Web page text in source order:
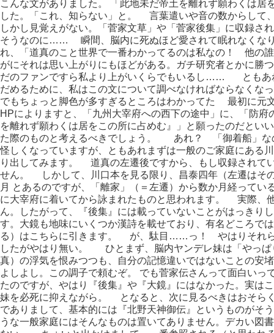
こんな文がありました。 「此地未だ帝土を離れず願わくは
した。「これ、知らない」と。 言葉遣いや音の数からして
しかし見覚えがない。「菅家文草」や「菅家後集」に収録さ
そうなのに…… 瞬間、脳内に死ぬほど愛されて眠れなくな
れ、「道真のこと世界で一番わかってるのは私なの！ 他の
がにそれは思い上がりにもほどがある。ガチ研究者とかに勝
だのファンですら私より上がいくらでもいるし…… ともあ
だめるために、私はこの文について調べなければならなくな
でもちょっと脚色が多すぎるところはわかってた 最初に元
HPによりますと、「九州大宰府への西下の途中」に、「防
を離れず願わくは居をこの所に占めむ』」と願ったのだと
た際のものと考えるべきでしょう。 あれ？ 「御着船」
怪しくなっていますが、ともあれまずは一般のご家庭にあ
り出してみます。 道真の左遷後ですから、もし収録されて
せん。 しかして、川口本を見る限り、昌泰四年（左遷はそ
月 とあるのですが、「離家」（＝左遷）から数か月経ってい
に大宰府に着いてから詠まれたものと思われます。 実際、
ん。したがって、『後集』には載っていないことがはっき
す。大鏡も地味にいくつか漢詩を載せており、有名どころで
る）はこちらに引きます。 が、駄目……っ！ やはりそれら
したがやはり無い。 ひとまず、脳内ヤンデレ妹は「やっ
真）の浮気を恨みつつも、自分の記憶違いではないことの安
よしよし。この調子で頼むぞ。 でも菅家伝さんって面白い
たのですが、やはり『後集』や『大鏡』にはなかった。実は
妹を必死に抑えながら。 となると、次に見るべきはおそら
でありまして、基本的には『北野天神御伝』というものが
うな一般家庭にはそんなものは置いてありません。デカい図